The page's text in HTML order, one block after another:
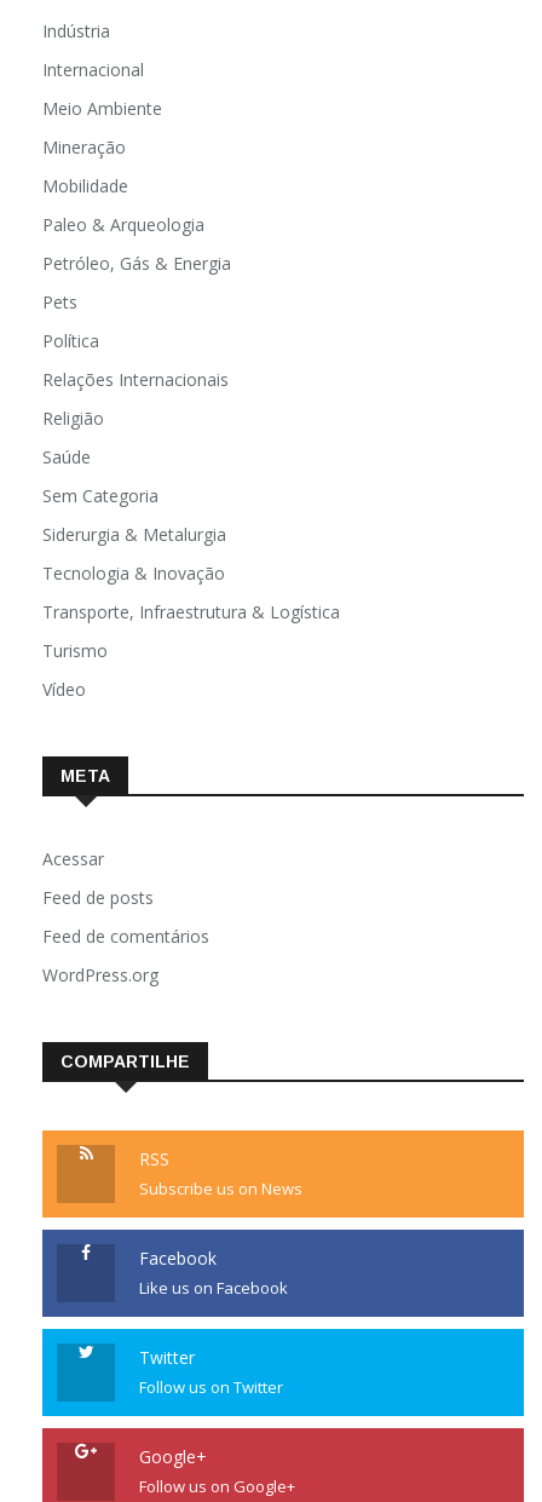
Indústria
Internacional
Meio Ambiente
Mineração
Mobilidade
Paleo & Arqueologia
Petróleo, Gás & Energia
Pets
Política
Relações Internacionais
Religião
Saúde
Sem Categoria
Siderurgia & Metalurgia
Tecnologia & Inovação
Transporte, Infraestrutura & Logística
Turismo
Vídeo
META
Acessar
Feed de posts
Feed de comentários
WordPress.org
COMPARTILHE
RSS
Subscribe us on News
Facebook
Like us on Facebook
Twitter
Follow us on Twitter
Google+
Follow us on Google+